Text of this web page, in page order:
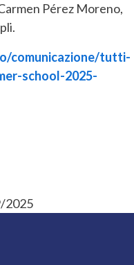
Pérez Moreno,
comunicazione/tutti-
school-2025-
2025